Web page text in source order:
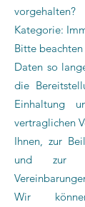
vorgehalten?
Kategorie:
Bitte
Daten so
die
Einhaltung
vertraglichen
Ihnen, zur
und zur
Wir